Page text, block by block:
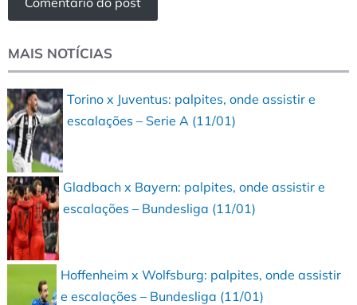
MAIS NOTÍCIAS
Torino x Juventus: palpites, onde assistir e
escalações – Serie A (11/01)
Gladbach x Bayern: palpites, onde assistir e
escalações – Bundesliga (11/01)
Hoffenheim x Wolfsburg: palpites, onde assistir
e escalações – Bundesliga (11/01)